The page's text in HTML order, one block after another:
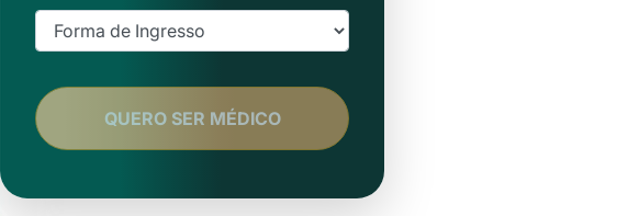
QUERO SER MÉDICO